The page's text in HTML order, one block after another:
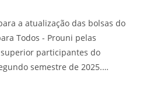
a atualização das bolsas do
Todos - Prouni pelas
participantes do
semestre de 2025.…